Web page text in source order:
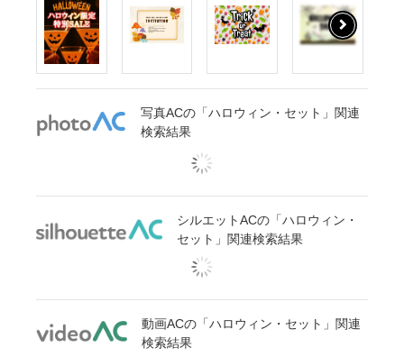
写真ACの「ハロウィン・セット」関連
検索結果
シルエットACの「ハロウィン・
セット」関連検索結果
動画ACの「ハロウィン・セット」関連
検索結果